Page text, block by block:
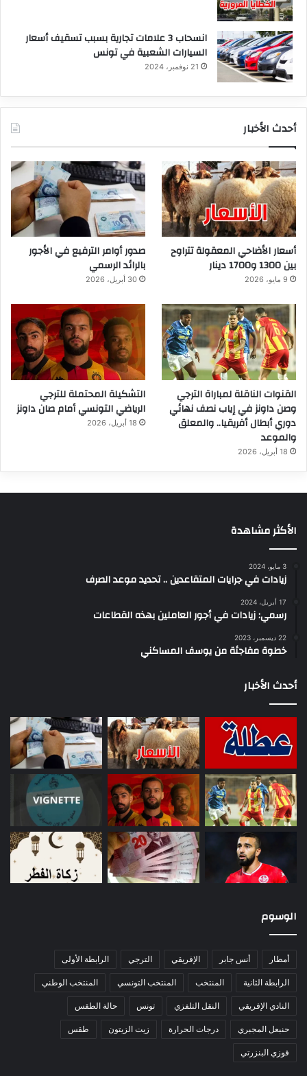
انسحاب 3 علامات تجارية بسبب تسقيف أسعار
السيارات الشعبية في تونس
21 نوفمبر، 2024
أحدث الأخبار
أسعار الأضاحي المعقولة تتراوح
بين 1300 و1700 دينار
9 مايو، 2026
صدور أوامر الترفيع في الأجور
بالرائد الرسمي
30 أبريل، 2026
القنوات الناقلة لمباراة الترجي
وصن داونز في إياب نصف نهائي
دوري أبطال أفريقيا.. والمعلق
والموعد
18 أبريل، 2026
التشكيلة المحتملة للترجي
الرياضي التونسي أمام صان داونز
18 أبريل، 2026
الأكثر مشاهدة
3 مايو، 2024
زيادات في جرايات المتقاعدين .. تحديد موعد الصرف
17 أبريل، 2024
رسمي: زيادات في أجور العاملين بهذه القطاعات
22 ديسمبر، 2023
خطوة مفاجئة من يوسف المساكني
أحدث الأخبار
الوسوم
أمطار أنس جابر الإفريقي الترجي الرابطة الأولى
الرابطة الثانية المنتخب المنتخب التونسي المنتخب الوطني
النادي الإفريقي النقل التلفزي تونس حالة الطقس
حنبعل المجبري درجات الحرارة زيت الزيتون طقس
فوزي البنزرتي